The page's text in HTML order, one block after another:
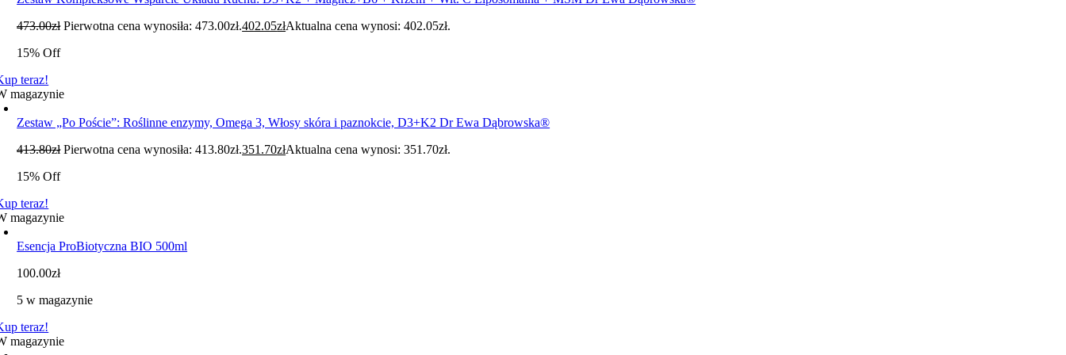
473.00zł Pierwotna cena wynosiła: 473.00zł.402.05złAktualna cena wynosi: 402.05zł.
15% Off
teraz!
magazynie
Zestaw „Po Poście”: Roślinne enzymy, Omega 3, Włosy skóra i paznokcie, D3+K2 Dr Ewa Dąbrowska®
413.80zł Pierwotna cena wynosiła: 413.80zł.351.70złAktualna cena wynosi: 351.70zł.
15% Off
teraz!
magazynie
Esencja ProBiotyczna BIO 500ml
100.00zł
5 w magazynie
teraz!
magazynie